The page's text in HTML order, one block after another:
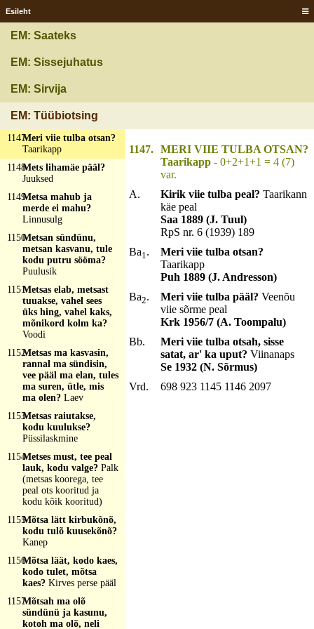
Esileht
EM: Saateks
EM: Sissejuhatus
EM: Sirvija
EM: Tüübiotsing
ei mahu?
kullatsäuka?
suvistõpühä, talsipühä
otsah?Tõrdu
1146Meri nelja tulba pääl?
Taevas
1147Meri viie tulba otsan?
Taarikapp
1148Mets lihamäe pääl?
Juuksed
1149Metsa mahub ja
merde ei mahu?
Linnusulg
1150Metsan sündünu,
metsan kasvanu, tule
kodu putru sööma?
Puulusik
1151Metsas elab, metsast
tuuakse, vahel sees
üks hing, vahel kaks,
mõnikord kolm ka?
Voodi
1152Metsas ma kasvasin,
rannal ma sündisin,
vee pääl ma elan, tules
ma suren, ütle, mis
ma olen? Laev
1153Metsas raiutakse,
kodu kuulukse?
Püssilaskmine
1154Metses must, tee peal
lauk, kodu valge? Palk
(metsas koorega, tee
peal ots kooritud ja
kodu kõik kooritud)
1155Mõtsa lätt kirbukõnõ,
kodu tulõ kuusekõnõ?
Kanep
1156Mõtsa läät, kodo kaes,
kodo tulet, mõtsa
kaes? Kirves perse pääl
1157Mõtsah ma olõ
sündünü ja kasunu,
kotoh ma olõ, neli
1147. MERI VIIE TULBA OTSAN?
Taarikapp - 0+2+1+1 = 4 (7)
var.
A.
Kirik viie tulba peal?Taarikann
käe peal
Saa 1889 (J. Tuul)
RpS nr. 6 (1939) 189
Ba1.
Meri viie tulba otsan?
Taarikapp
Puh 1889 (J. Andresson)
Ba2. Meri viie tulba pääl?Veenõu
viie sõrme peal
Krk 1956/7 (A. Toompalu)
Bb.
Meri viie tulba otsah, sisse
satat, ar' ka uput?Viinanaps
Se 1932 (N. Sõrmus)
Vrd.
698 923 1145 1146 2097